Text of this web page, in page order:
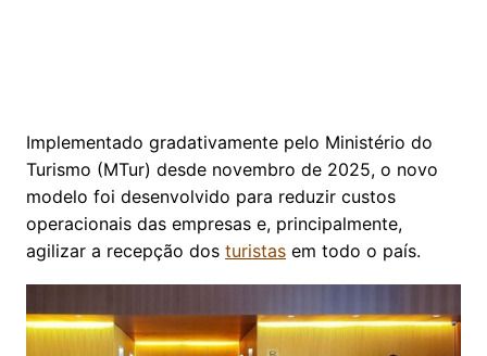
Implementado gradativamente pelo Ministério do
Turismo (MTur) desde novembro de 2025, o novo
modelo foi desenvolvido para reduzir custos
operacionais das empresas e, principalmente,
agilizar a recepção dos turistas em todo o país.